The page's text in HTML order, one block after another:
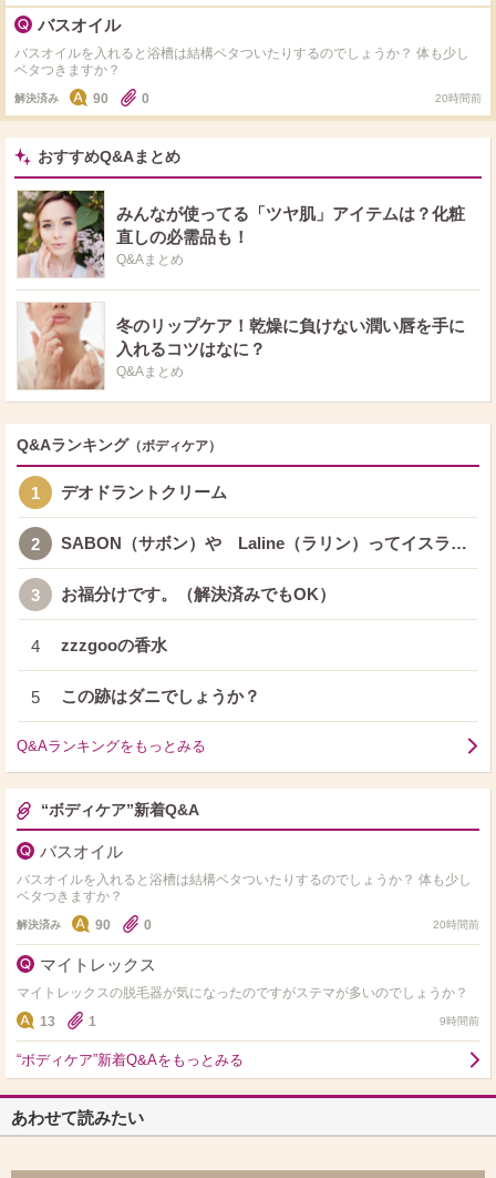
バスオイル
バスオイルを入れると浴槽は結構ベタついたりするのでしょうか？ 体も少し
ベタつきますか？
解決済み 90 0 20時間前
おすすめQ&Aまとめ
みんなが使ってる「ツヤ肌」アイテムは？化粧
直しの必需品も！
Q&Aまとめ
冬のリップケア！乾燥に負けない潤い唇を手に
入れるコツはなに？
Q&Aまとめ
Q&Aランキング （ボディケア）
1 デオドラントクリーム
2 SABON（サボン）や Laline（ラリン）ってイスラ…
3 お福分けです。（解決済みでもOK）
4 zzzgooの香水
5 この跡はダニでしょうか？
Q&Aランキングをもっとみる
“ボディケア”新着Q&A
バスオイル
バスオイルを入れると浴槽は結構ベタついたりするのでしょうか？ 体も少し
ベタつきますか？
解決済み 90 0 20時間前
マイトレックス
マイトレックスの脱毛器が気になったのですがステマが多いのでしょうか？
13
1 9時間前
“ボディケア”新着Q&Aをもっとみる
あわせて読みたい